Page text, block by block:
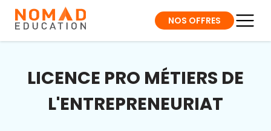
NOS OFFRES
LICENCE PRO MÉTIERS DE
L'ENTREPRENEURIAT